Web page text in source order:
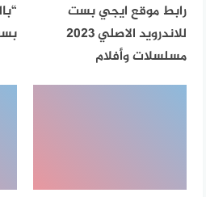
رابط موقع ايجي بست
للاندرويد الاصلي 2023
مسلسلات وأفلام